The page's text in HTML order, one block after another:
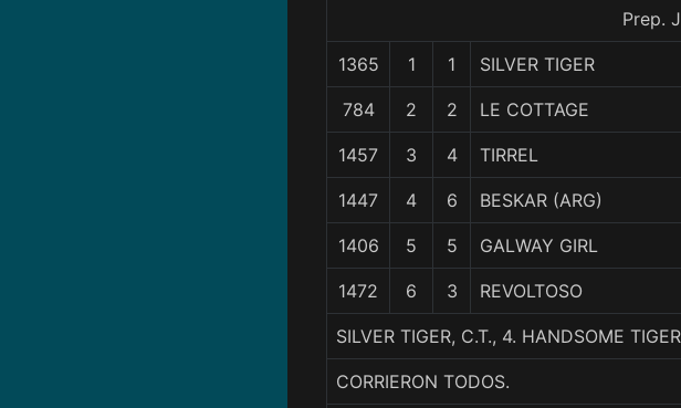
Prep.
1365 1 1 SILVER TIGER
784 2 2 LE COTTAGE
1457 3 4 TIRREL
1447 4 6 BESKAR (ARG)
1406 5 5 GALWAY GIRL
1472 6 3 REVOLTOSO
SILVER TIGER, C.T., 4. HANDSOME
CORRIERON TODOS.